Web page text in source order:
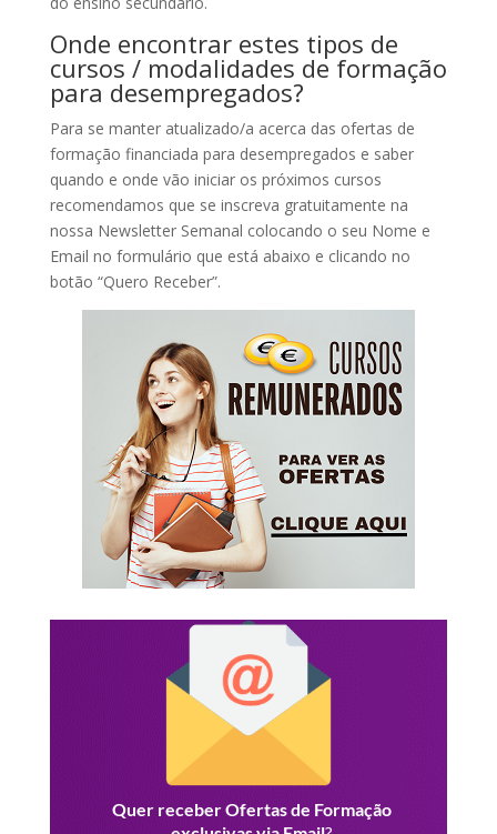
Onde encontrar estes tipos de
cursos / modalidades de formação
para desempregados?
Para se manter atualizado/a acerca das ofertas de
formação financiada para desempregados e saber
quando e onde vão iniciar os próximos cursos
recomendamos que se inscreva gratuitamente na
nossa Newsletter Semanal colocando o seu Nome e
Email no formulário que está abaixo e clicando no
botão “Quero Receber”.